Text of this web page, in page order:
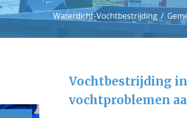
Waterdicht-Vochtbestrijding
Vochtbestrijding
vochtproblemen